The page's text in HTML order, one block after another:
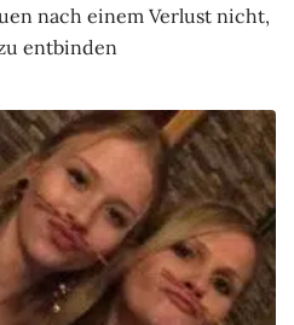
nach einem Verlust nicht,
entbinden